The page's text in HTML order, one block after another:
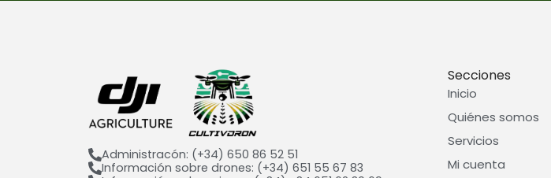
Administracón: (+34) 650 86 52 51
Información sobre drones: (+34) 651 55 67 83
Secciones
Inicio
Quiénes somos
Servicios
Mi cuenta